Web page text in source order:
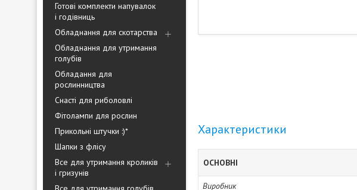
Готові комплекти напувалок
і годівниць
Обладнання для скотарства
Обладнання для утримання
голубів
Обладання для
рослинництва
Снасті для риболовлі
Фітолампи для рослин
Прикольні штучки :)*
Шапки з флісу
Все для утримання кроликів
і гризунів
Характеристики
ОСНОВНІ
Виробник